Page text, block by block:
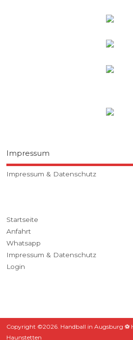
Impressum
Impressum & Datenschutz
Startseite
Anfahrt
Whatsapp
Impressum & Datenschutz
Login
Copyright ©2026. Handball in Augsburg ⚽
Haunstetten